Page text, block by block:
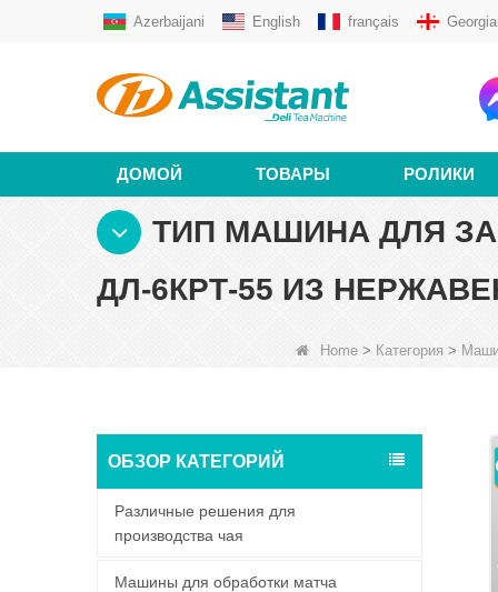
Azerbaijani English français
ДОМОЙ ТОВАРЫ РОЛИКИ
ТИП МАШИНА ДЛЯ
ДЛ-6КРТ-55 ИЗ
Home > Категория >
ОБЗОР КАТЕГОРИЙ
Различные решения для
производства чая
Машины для обработки матча